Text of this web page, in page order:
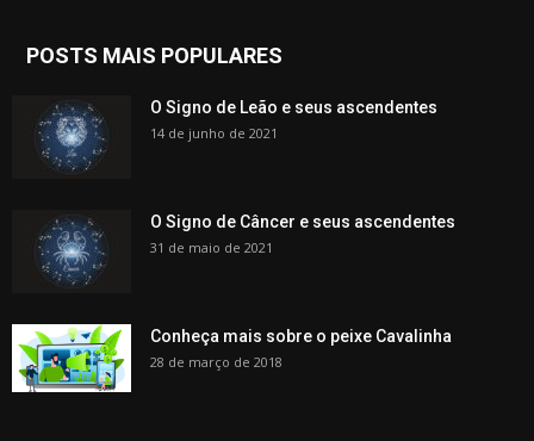
POSTS MAIS POPULARES
O Signo de Leão e seus ascendentes
14 de junho de 2021
O Signo de Câncer e seus ascendentes
31 de maio de 2021
Conheça mais sobre o peixe Cavalinha
28 de março de 2018